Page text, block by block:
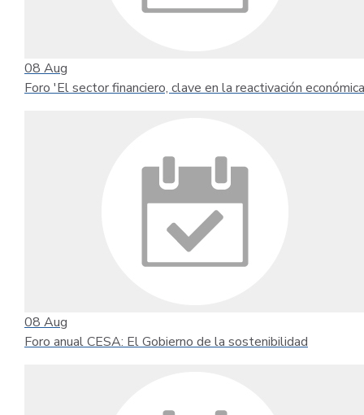
08 Aug
Foro 'El sector financiero, clave en la reactivación
08 Aug
Foro anual CESA: El Gobierno de la sostenibilidad